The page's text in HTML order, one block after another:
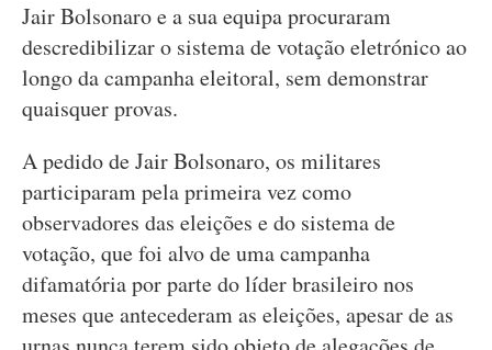
Jair Bolsonaro e a sua equipa procuraram
descredibilizar o sistema de votação eletrónico ao
longo da campanha eleitoral, sem demonstrar
quaisquer provas.
A pedido de Jair Bolsonaro, os militares
participaram pela primeira vez como
observadores das eleições e do sistema de
votação, que foi alvo de uma campanha
difamatória por parte do líder brasileiro nos
meses que antecederam as eleições, apesar de as